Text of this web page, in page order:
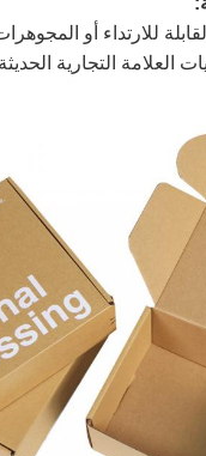
للارتداء أو
العلامة التجارية الحديثة